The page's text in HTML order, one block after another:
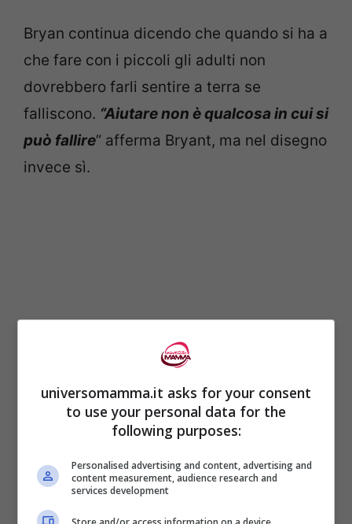
Bryan continua dicendo che quando si ha a
che fare con i piccoli gli adulti non
dovrebbero farli sentire a terra se
falliscono. “Aiutare non è qualcosa in cui si
può fallire” afferma Bryant, ma nel disegno
invece sì.
Il professore si riferisce a uno studio della
si era detto che erano bravi a disegnare
erano anche i più duri con se stessi
universomamma.it asks for your consent
to use your personal data for the
following purposes:
Personalised advertising and content, advertising and
content measurement, audience research and
services development